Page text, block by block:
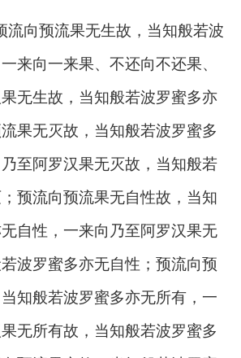
流向预流果无生故，当知般若波
来向一来果、不还向不还果、
无生故，当知般若波罗蜜多亦
果无灭故，当知般若波罗蜜多
至阿罗汉果无灭故，当知般若
预流向预流果无自性故，当知
自性，一来向乃至阿罗汉果无
波罗蜜多亦无自性；预流向预
知般若波罗蜜多亦无所有，一
无所有故，当知般若波罗蜜多